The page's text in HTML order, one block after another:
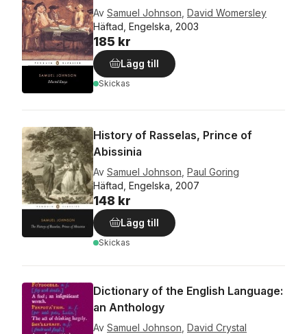
Av Samuel Johnson David Womersley
Häftad, Engelska, 2003
185 kr
Lägg till
Skickas
History of Rasselas, Prince of
Abissinia
Av Samuel Johnson Paul Goring
Häftad, Engelska, 2007
148 kr
Lägg till
Skickas
Dictionary of the English Language:
an Anthology
Av Samuel Johnson David Crystal